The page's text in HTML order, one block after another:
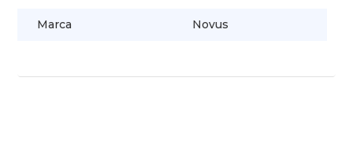
Marca Novus